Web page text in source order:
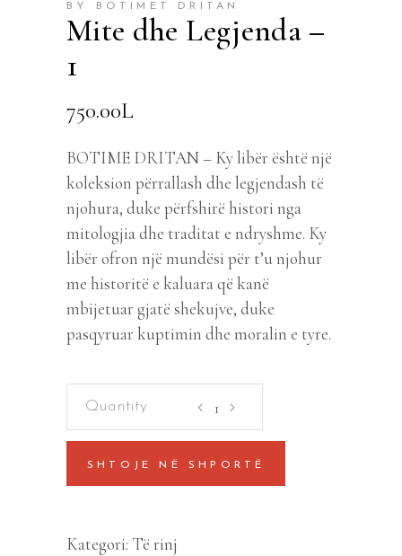
BY BOTIMET DRITAN
Mite dhe Legjenda –
1
750.00L
BOTIME DRITAN – Ky libër është një
koleksion përrallash dhe legjendash të
njohura, duke përfshirë histori nga
mitologjia dhe traditat e ndryshme. Ky
libër ofron një mundësi për t’u njohur
me historitë e kaluara që kanë
mbijetuar gjatë shekujve, duke
pasqyruar kuptimin dhe moralin e tyre.
Legjenda
-
SHTOJE NË SHPORTË
Kategori: Të rinj